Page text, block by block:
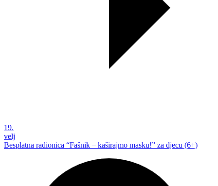
19.
velj
Besplatna radionica “Fašnik – kaširajmo masku!” za djecu (6+)